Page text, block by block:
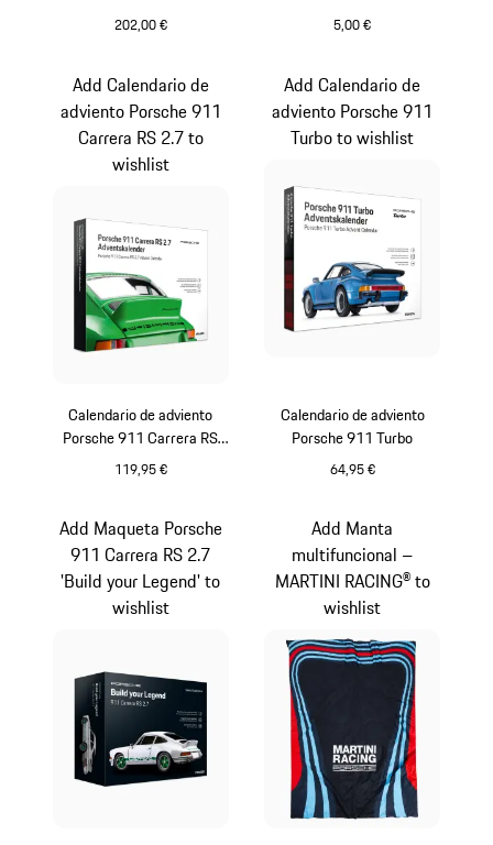
202,00 € 5,00 €
Calendario de adviento
Porsche 911 Carrera RS
2.7
119,95 €
Add Calendario de
adviento Porsche 911
Carrera RS 2.7 to
wishlist
Calendario de adviento
Porsche 911 Turbo
64,95 €
Add Calendario de
adviento Porsche 911
Turbo to wishlist
Add Maqueta Porsche
911 Carrera RS 2.7
'Build your Legend' to
wishlist
Add Manta
multifuncional –
MARTINI RACING® to
wishlist